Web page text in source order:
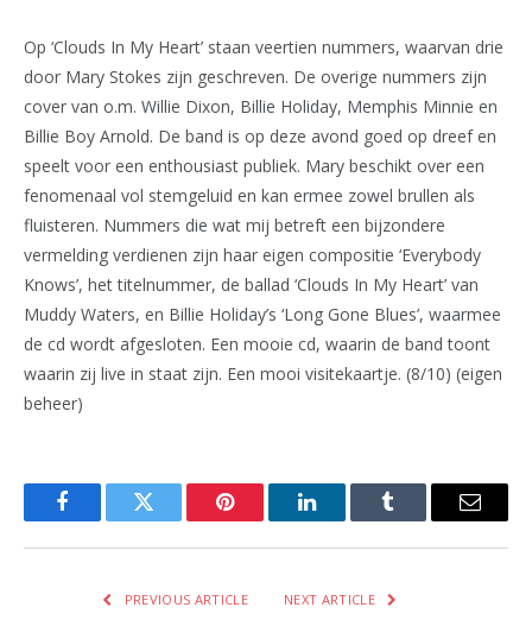
Op ‘Clouds In My Heart’ staan veertien nummers, waarvan drie
door Mary Stokes zijn geschreven. De overige nummers zijn
cover van o.m. Willie Dixon, Billie Holiday, Memphis Minnie en
Billie Boy Arnold. De band is op deze avond goed op dreef en
speelt voor een enthousiast publiek. Mary beschikt over een
fenomenaal vol stemgeluid en kan ermee zowel brullen als
fluisteren. Nummers die wat mij betreft een bijzondere
vermelding verdienen zijn haar eigen compositie ‘Everybody
Knows’, het titelnummer, de ballad ‘Clouds In My Heart’ van
Muddy Waters, en Billie Holiday’s ‘Long Gone Blues’, waarmee
de cd wordt afgesloten. Een mooie cd, waarin de band toont
waarin zij live in staat zijn. Een mooi visitekaartje. (8/10) (eigen
beheer)
FacebookTwitter Pinterest LinkedInTumblr Email
PREVIOUS ARTICLE NEXT ARTICLE